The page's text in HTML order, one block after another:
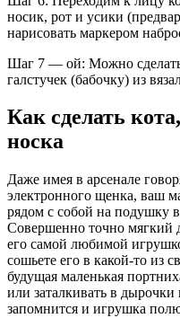
носик, рот и усики
нарисовать маркером
Шаг 7 — ой: Можно сделать
галстучек (бабочку) из
Как сделать
носка
Даже имея в арсенале
электронного щенка, ваш
рядом с собой на подушку
Совершенно точно мягкий
его самой любимой
сошьете его в какой-то из
будущая маленькая
или заталкивать в дырочки
запомнится и игрушка